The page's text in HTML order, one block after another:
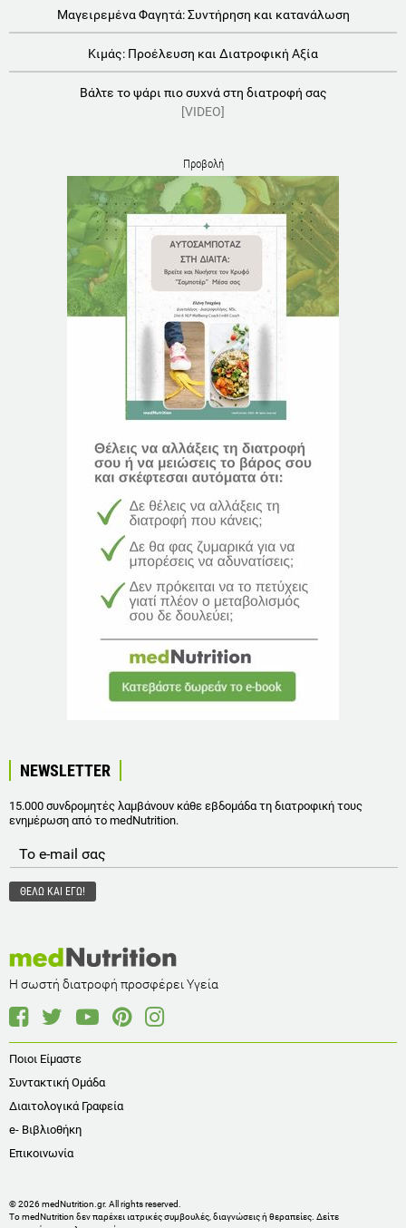
Μαγειρεμένα Φαγητά: Συντήρηση και κατανάλωση
Κιμάς: Προέλευση και Διατροφική Αξία
Βάλτε το ψάρι πιο συχνά στη διατροφή σας
[VIDEO]
Προβολή
NEWSLETTER
15.000 συνδρομητές λαμβάνουν κάθε εβδομάδα τη διατροφική τους
ενημέρωση από το medNutrition.
Η σωστή διατροφή προσφέρει Υγεία
Ποιοι Είμαστε
Συντακτική Ομάδα
Διαιτολογικά Γραφεία
e- Βιβλιοθήκη
Επικοινωνία
© 2026 medNutrition.gr. All rights reserved.
Το medNutrition δεν παρέχει ιατρικές συμβουλές, διαγνώσεις ή θεραπείες. Δείτε